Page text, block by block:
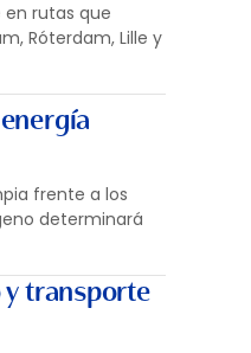
rutas que
Róterdam, Lille y
frente a los
determinará
y transporte